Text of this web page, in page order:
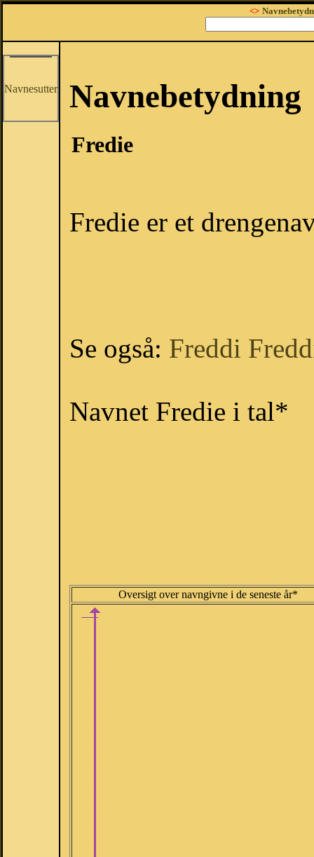
<>
Navnesutter Navnebetydning
Fredie
Fredie er et
Se også: Freddi
Navnet Fredie i tal*
Oversigt over navngivne i de seneste år*